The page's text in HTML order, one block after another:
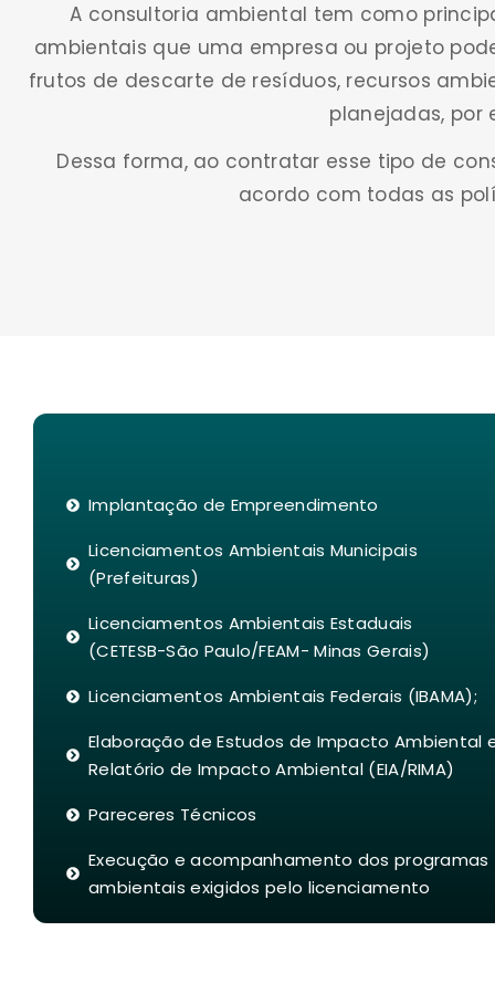
A consultoria ambiental tem como
ambientais que uma empresa ou projeto
frutos de descarte de resíduos, recursos
planejadas, por
Dessa forma, ao contratar esse tipo de
acordo com todas as
Implantação de Empreendimento
Licenciamentos Ambientais Municipais
(Prefeituras)
Licenciamentos Ambientais Estaduais
(CETESB-São Paulo/FEAM- Minas Gerais)
Licenciamentos Ambientais Federais (IBAMA);
Elaboração de Estudos de Impacto Ambiental
Relatório de Impacto Ambiental (EIA/RIMA)
Pareceres Técnicos
Execução e acompanhamento dos programas
ambientais exigidos pelo licenciamento